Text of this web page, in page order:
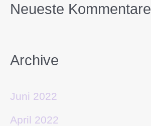
Neueste Kommentare
Archive
Juni 2022
April 2022